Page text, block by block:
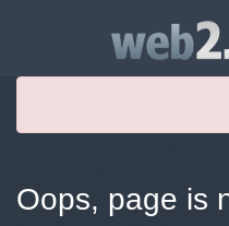
Oops, page is